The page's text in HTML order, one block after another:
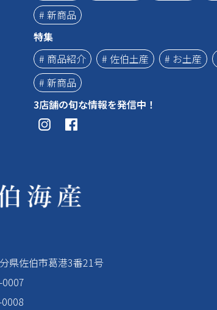
県佐伯市葛港3番21号
# 新商品
特集
# 商品紹介
# 佐伯土産 # お土産
# 新商品
3店舗の旬な情報を発信中！